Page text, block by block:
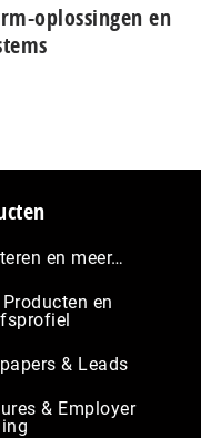
oplossingen en
en meer…
en
& Leads
& Employer